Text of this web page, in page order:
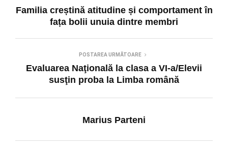
Familia creștină atitudine și comportament în
fața bolii unuia dintre membri
POSTAREA URMĂTOARE
Evaluarea Naţională la clasa a VI-a/Elevii
susţin proba la Limba română
Marius Parteni